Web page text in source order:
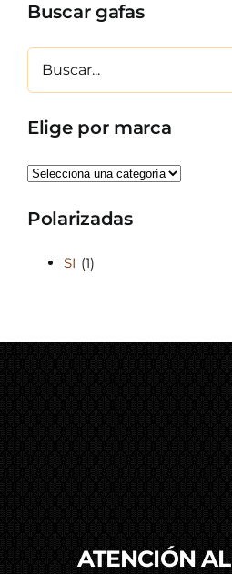
Buscar gafas
Elige por marca
Polarizadas
SI (1)
ATENCIÓN AL